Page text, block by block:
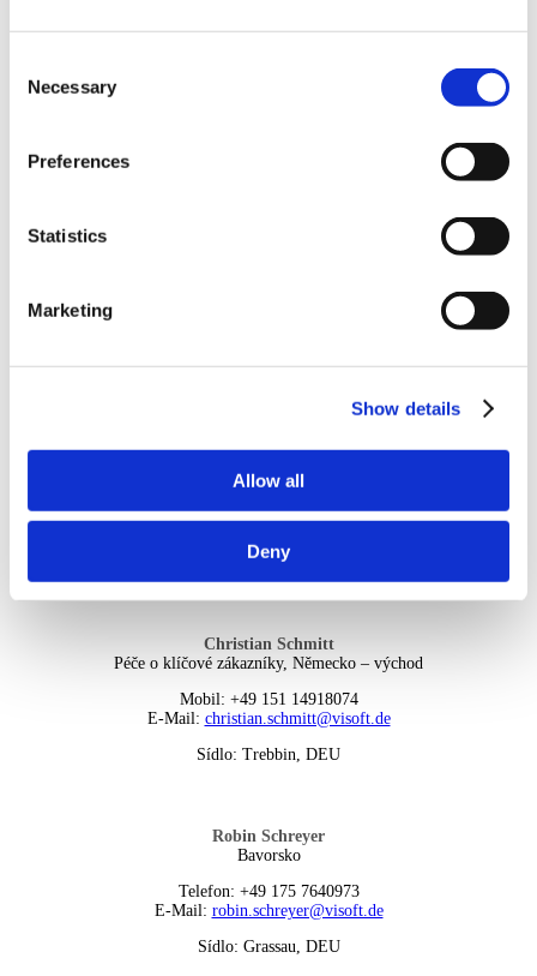
Selection
Necessary
Preferences
Statistics
Marketing
Show details
Allow all
Deny
Thomas Berner
Německo – PSČ 66, 54
Telefon: +49 163 5424756
E-Mail:ewerhardy@visoft.de
e-badplanung
Sídlo: Mettlach, DEU
Christian Schmitt
Péče o klíčové zákazníky, Německo – východ
Mobil: +49 151 14918074
E-Mail: christian.schmitt@visoft.de
Sídlo: Trebbin, DEU
Robin Schreyer
Bavorsko
Telefon: +49 175 7640973
E-Mail: robin.schreyer@visoft.de
Sídlo: Grassau, DEU